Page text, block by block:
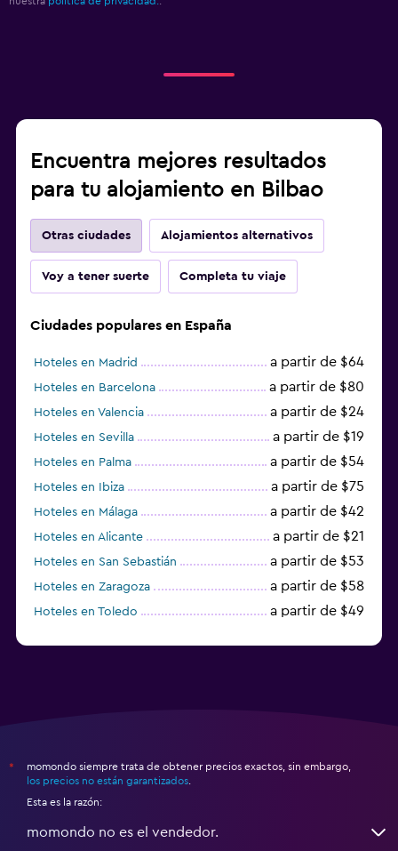
Encuentra mejores resultados
para tu alojamiento en Bilbao
Otras ciudades Alojamientos alternativos
Voy a tener suerte Completa tu viaje
Ciudades populares en España
Hoteles en Madrid a partir de $64
Hoteles en Barcelona a partir de $80
Hoteles en Valencia a partir de $24
Hoteles en Sevilla a partir de $19
Hoteles en Palma a partir de $54
Hoteles en Ibiza a partir de $75
Hoteles en Málaga a partir de $42
Hoteles en Alicante a partir de $21
Hoteles en San Sebastián a partir de $53
Hoteles en Zaragoza a partir de $58
Hoteles en Toledo a partir de $49
*
momondo siempre trata de obtener precios exactos, sin embargo,
los precios no están garantizados
Esta es la razón:
momondo no es el vendedor.